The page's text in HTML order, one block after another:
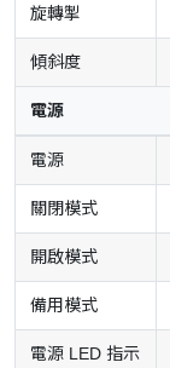
旋轉掣
傾斜度
電源
電源
關閉模式
開啟模式
備用模式
電源 LED 指示